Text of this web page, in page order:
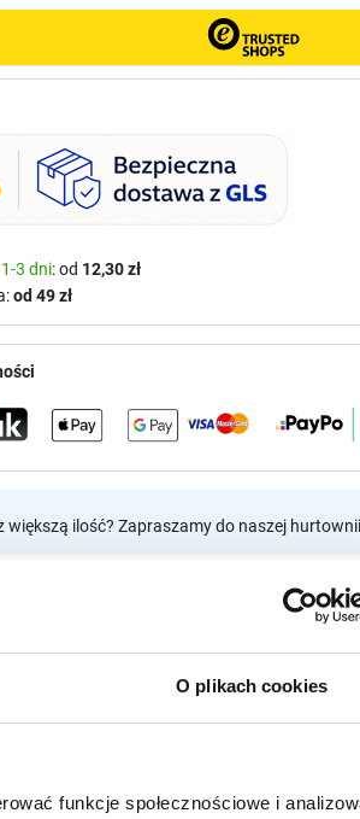
O plikach cookies
funkcje społecznościowe i
większą ilość? Zapraszamy do naszej
1-3 dni: od 12,30 zł
od 49 zł